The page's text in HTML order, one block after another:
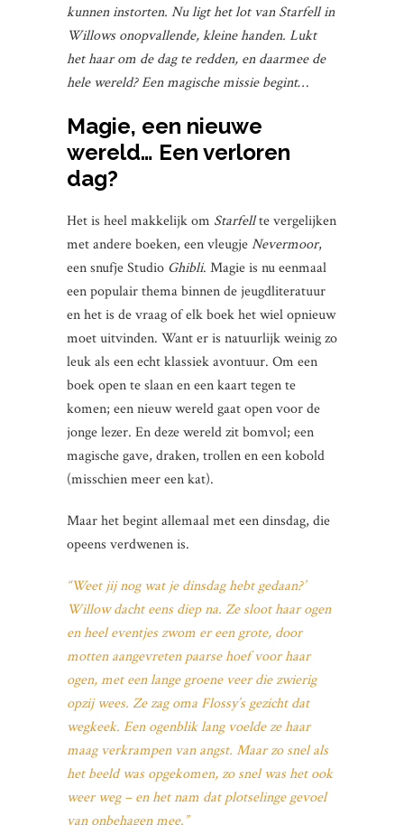
kunnen instorten. Nu ligt het lot van Starfell in
Willows onopvallende, kleine handen. Lukt
het haar om de dag te redden, en daarmee de
hele wereld? Een magische missie begint…
Magie, een nieuwe
wereld… Een verloren
dag?
Het is heel makkelijk om Starfellte vergelijken
met andere boeken, een vleugjeNevermoor,
een snufje Studio Ghibli. Magie is nu eenmaal
een populair thema binnen de jeugdliteratuur
en het is de vraag of elk boek het wiel opnieuw
moet uitvinden. Want er is natuurlijk weinig zo
leuk als een echt klassiek avontuur. Om een
boek open te slaan en een kaart tegen te
komen; een nieuw wereld gaat open voor de
jonge lezer. En deze wereld zit bomvol; een
magische gave, draken, trollen en een kobold
(misschien meer een kat).
Maar het begint allemaal met een dinsdag, die
opeens verdwenen is.
“Weet jij nog wat je dinsdag hebt gedaan?’
Willow dacht eens diep na. Ze sloot haar ogen
en heel eventjes zwom er een grote, door
motten aangevreten paarse hoef voor haar
ogen, met een lange groene veer die zwierig
opzij wees. Ze zag oma Flossy’s gezicht dat
wegkeek. Een ogenblik lang voelde ze haar
maag verkrampen van angst. Maar zo snel als
het beeld was opgekomen, zo snel was het ook
weer weg – en het nam dat plotselinge gevoel